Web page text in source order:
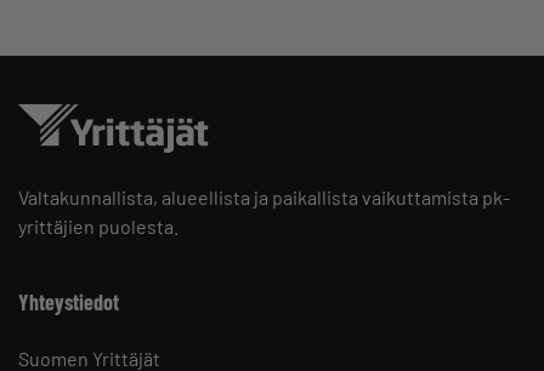
Valtakunnallista, alueellista ja paikallista vaikuttamista pk-
yrittäjien puolesta.
Yhteystiedot
Suomen Yrittäjät